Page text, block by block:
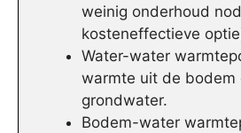
weinig onderhoud
kosteneffectieve
Water-water
warmte uit de bodem
grondwater.
Bodem-water